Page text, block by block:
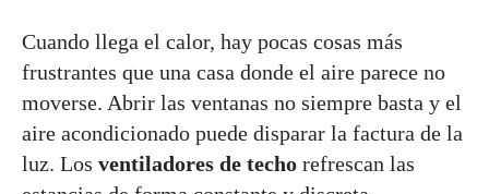
Cuando llega el calor, hay pocas cosas más
frustrantes que una casa donde el aire parece no
moverse. Abrir las ventanas no siempre basta y el
aire acondicionado puede disparar la factura de la
luz. Los ventiladores de techo refrescan las